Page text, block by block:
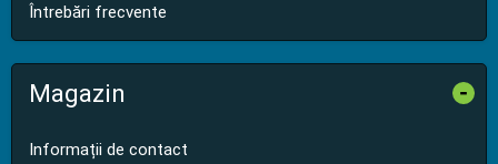
Întrebări frecvente
Magazin -
Informații de contact